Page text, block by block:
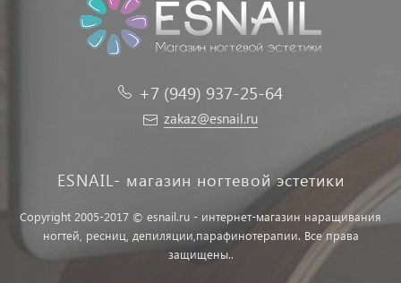
+7 (949) 937-25-64
zakaz@esnail.ru
ESNAIL- магазин ногтевой эстетики
Copyright 2005-2017 © esnail.ru - интернет-магазин наращивания
ногтей, ресниц, депиляции,парафинотерапии. Все права
защищены..